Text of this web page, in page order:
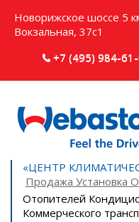
Новорижское шоссе 5
Вокзальная, 37с1
+7 (495) 984-
«ЦЕНТР
Продажа Установка
Отопителей
Коммерческого